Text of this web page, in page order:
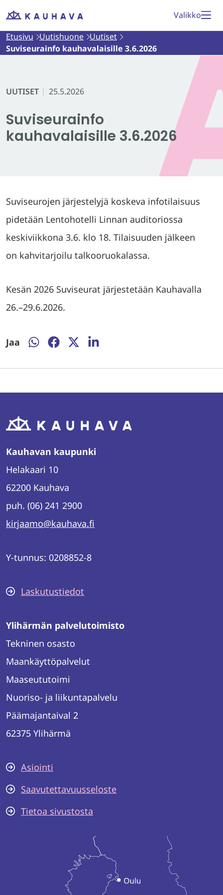
Siirry
Etusivu
Valikko
Etusivu Uutishuone Uutiset
Suviseurainfo kauhavalaisille 3.6.2026
UUTISET 25.5.2026
Suviseurainfo
kauhavalaisille 3.6.2026
Suviseurojen järjestelyjä koskeva infotilaisuus
pidetään Lentohotelli Linnan auditoriossa
keskiviikkona 3.6. klo 18. Tilaisuuden jälkeen
on kahvitarjoilu talkooruokalassa.
Kesän 2026 Suviseurat järjestetään Kauhavalla
26.–29.6.2026.
Jaa
Jaa
Jaa
Jaa
Jaa
Kauhavan kaupunki
Helakaari 10
62200 Kauhava
puh. (06) 241 2900
kirjaamo@kauhava.fi
Y-tunnus: 0208852-8
Laskutustiedot
Ylihärmän palvelutoimisto
Tekninen osasto
Maankäyttöpalvelut
Maaseututoimi
Nuoriso- ja liikuntapalvelu
Päämajantaival 2
62375 Ylihärmä
Asiointi
Saavutettavuusseloste
Tietoa sivustosta